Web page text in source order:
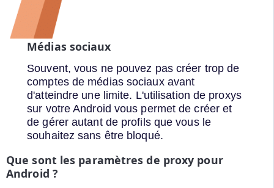
Médias sociaux
Souvent, vous ne pouvez pas créer trop de
comptes de médias sociaux avant
d'atteindre une limite. L'utilisation de proxys
sur votre Android vous permet de créer et
de gérer autant de profils que vous le
souhaitez sans être bloqué.
Que sont les paramètres de proxy pour
Android ?